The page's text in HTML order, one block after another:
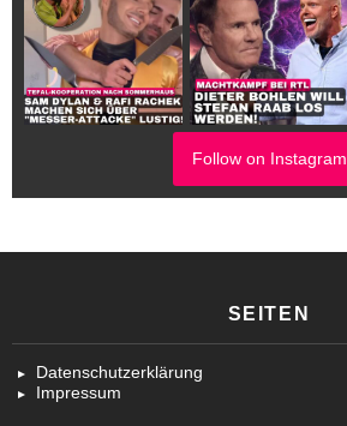
Follow on Instagram
SEITEN
Datenschutzerklärung
Impressum